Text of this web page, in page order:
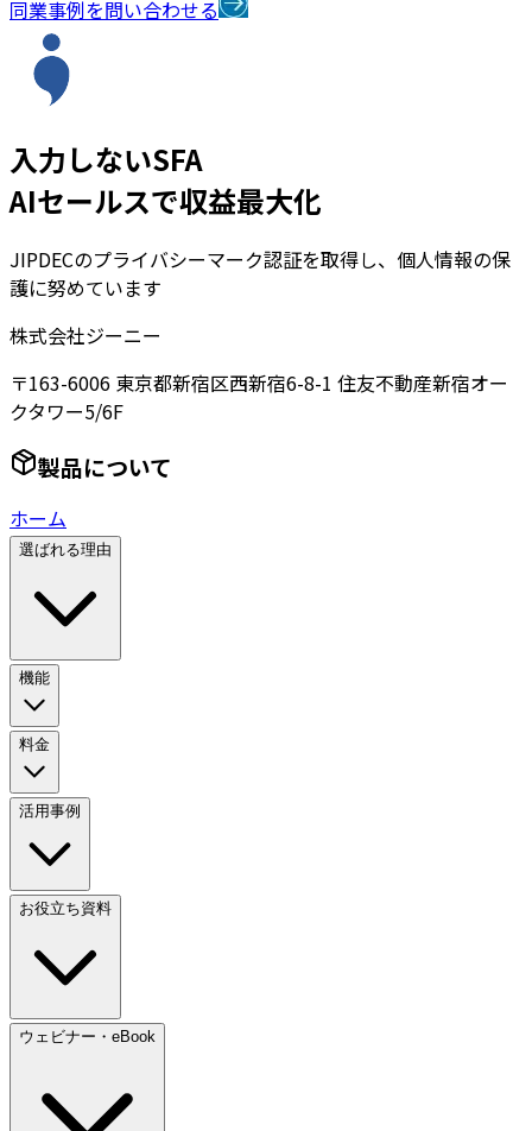
同業事例を問い合わせる
入力しないSFA
AIセールスで収益最大化
JIPDECのプライバシーマーク認証を取得し、個人情報の保
護に努めています
株式会社ジーニー
〒163-6006 東京都新宿区西新宿6-8-1 住友不動産新宿オー
クタワー5/6F
製品について
ホーム
選ばれる理由
機能
料金
活用事例
お役立ち資料
ウェビナー・eBook